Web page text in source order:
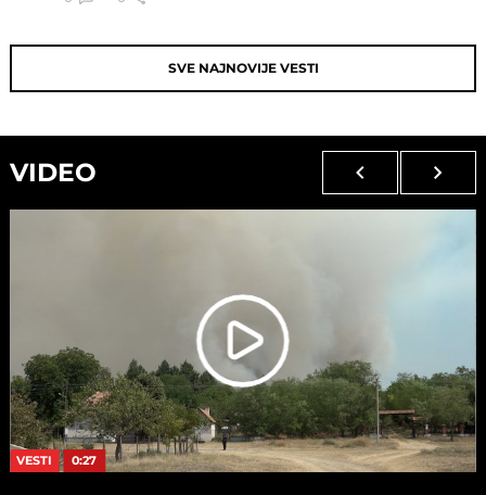
SVE NAJNOVIJE VESTI
VIDEO
VESTI 0:27